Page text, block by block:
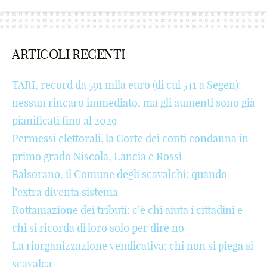
%
*
(
)
;
:
[
]
{
7
_
-
+
!
@
#
$
€
7
_
-
+
!
@
#
$
-
@
#
$
€
¢
£
¥
e
h
i
j
k
l
m
n
+
#
$
€
¢
£
¥
₩
#
¢
£
¥
₩
₪
%
^
6
9
_
-
+
!
@
#
ARTICOLI RECENTI
TARI, record da 591 mila euro (di cui 541 a Segen):
nessun rincaro immediato, ma gli aumenti sono già
pianificati fino al 2029
Permessi elettorali, la Corte dei conti condanna in
primo grado Niscola, Lancia e Rossi
Balsorano, il Comune degli scavalchi: quando
l’extra diventa sistema
Rottamazione dei tributi: c’è chi aiuta i cittadini e
chi si ricorda di loro solo per dire no
La riorganizzazione vendicativa: chi non si piega si
scavalca